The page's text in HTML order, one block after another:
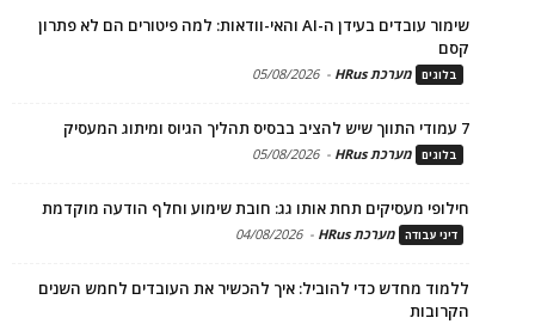
שימור עובדים בעידן ה-AI והאי-וודאות: למה פיטורים הם לא פתרון
קסם
בלוגים מערכת HRus -
05/08/2026
7 עמודי התווך שיש להציב בבסיס תהליך הגיוס ומיתוג המעסיק
בלוגים מערכת HRus -
05/08/2026
חילופי מעסיקים תחת אותו גג: חובת שימוע וחלף הודעה מוקדמת
דיני עבודה מערכת HRus -
04/08/2026
ללמוד מחדש כדי להוביל: איך להכשיר את העובדים לחמש השנים
הקרובות